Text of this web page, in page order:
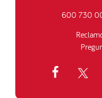
600 730